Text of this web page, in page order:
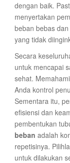
dengan baik.
menyertakan
beban bebas
yang tidak
Secara
untuk mencapai
sehat. Memahami
Anda kontrol
Sementara itu,
efisiensi dan
pembentukan
beban adalah
repetisinya.
untuk dilakukan